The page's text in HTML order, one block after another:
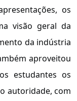
os
visão geral da
da indústria
aproveitou
estudantes os
autoridade, com